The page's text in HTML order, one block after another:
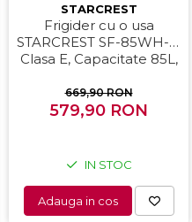
STARCREST
Frigider cu o usa
STARCREST SF-85WH-E,
Clasa E, Capacitate 85L,
Compartiment gheata, H
82 cm, Alb
669,90 RON
579,90 RON
IN STOC
Adauga in cos